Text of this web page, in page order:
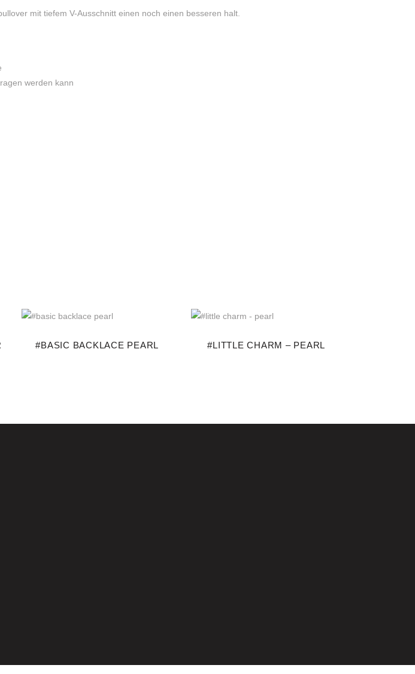
mit tiefem V-Ausschnitt einen noch einen besseren halt.
werden kann
#BASIC BACKLACE PEARL #LITTLE CHARM – PEARL